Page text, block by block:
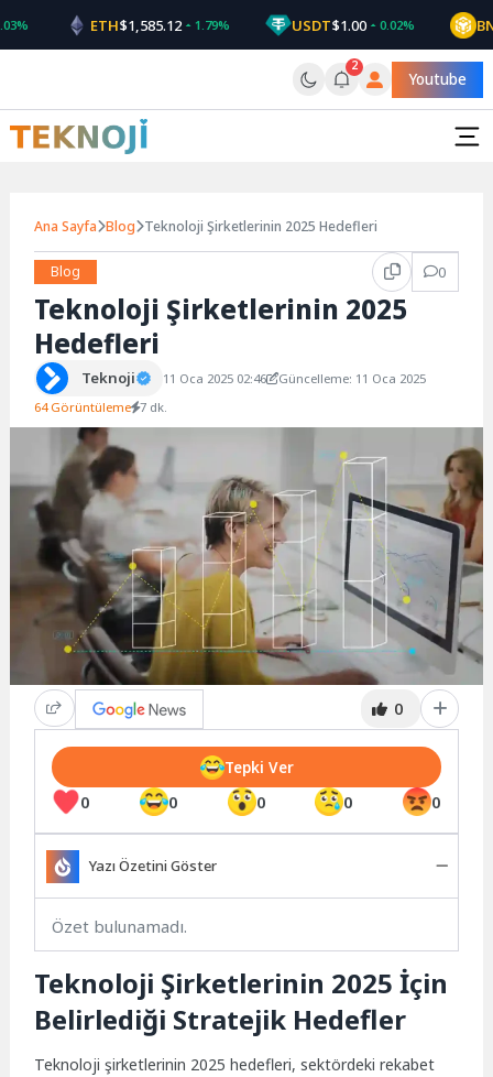
to
content
ETH$1,585.12 1.79% USDT$1.00 0.02% BNB
2
Youtube
Ana Sayfa Blog Teknoloji Şirketlerinin 2025 Hedefleri
Blog 0
Teknoloji Şirketlerinin 2025
Hedefleri
Teknoji 11 Oca 2025 02:46
Güncelleme: 11 Oca 2025
64 Görüntüleme 7 dk.
0
0 0 0 0 0
Tepki Ver
Yazı Özetini Göster
Özet bulunamadı.
Teknoloji Şirketlerinin 2025 İçin
Belirlediği Stratejik Hedefler
Teknoloji şirketlerinin 2025 hedefleri, sektördeki rekabet